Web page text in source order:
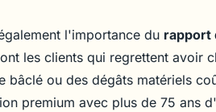
l'importance du rapport
les clients qui regrettent avoir
bâclé ou des dégâts matériels
premium avec plus de 75 ans